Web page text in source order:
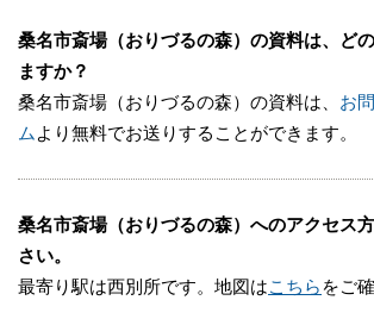
桑名市斎場（おりづるの森）の資料は、ど
ますか？
桑名市斎場（おりづるの森）の資料は、 お
ム より無料でお送りすることができます。
桑名市斎場（おりづるの森）へのアクセス
さい。
最寄り駅は西別所です。地図はこちら をご